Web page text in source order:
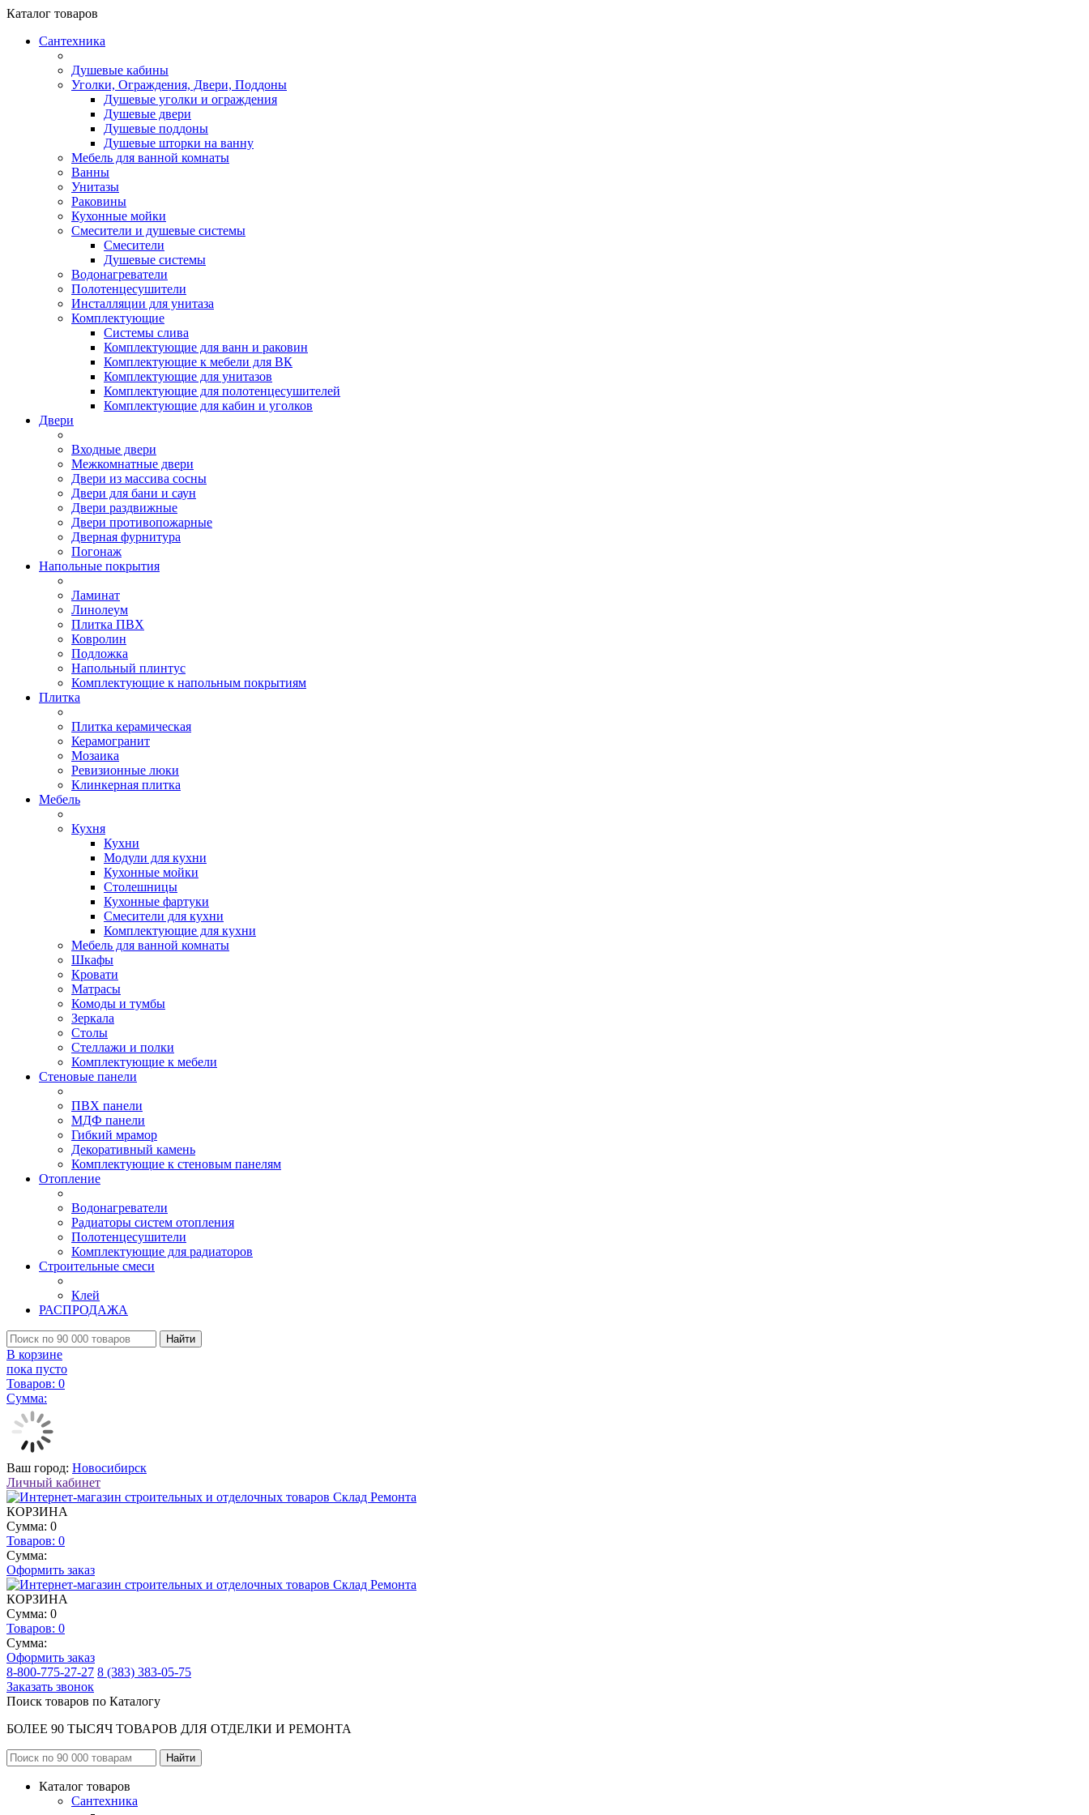
Каталог товаров
Сантехника
Душевые кабины
Уголки, Ограждения, Двери, Поддоны
Душевые уголки и ограждения
Душевые двери
Душевые поддоны
Душевые шторки на ванну
Мебель для ванной комнаты
Ванны
Унитазы
Раковины
Кухонные мойки
Смесители и душевые системы
Смесители
Душевые системы
Водонагреватели
Полотенцесушители
Инсталляции для унитаза
Комплектующие
Системы слива
Комплектующие для ванн и раковин
Комплектующие к мебели для ВК
Комплектующие для унитазов
Комплектующие для полотенцесушителей
Комплектующие для кабин и уголков
Двери
Входные двери
Межкомнатные двери
Двери из массива сосны
Двери для бани и саун
Двери раздвижные
Двери противопожарные
Дверная фурнитура
Погонаж
Напольные покрытия
Ламинат
Линолеум
Плитка ПВХ
Ковролин
Подложка
Напольный плинтус
Комплектующие к напольным покрытиям
Плитка
Плитка керамическая
Керамогранит
Мозаика
Ревизионные люки
Клинкерная плитка
Мебель
Кухня
Кухни
Модули для кухни
Кухонные мойки
Столешницы
Кухонные фартуки
Смесители для кухни
Комплектующие для кухни
Мебель для ванной комнаты
Шкафы
Кровати
Матрасы
Комоды и тумбы
Зеркала
Столы
Стеллажи и полки
Комплектующие к мебели
Стеновые панели
ПВХ панели
МДФ панели
Гибкий мрамор
Декоративный камень
Комплектующие к стеновым панелям
Отопление
Водонагреватели
Радиаторы систем отопления
Полотенцесушители
Комплектующие для радиаторов
Строительные смеси
Клей
РАСПРОДАЖА
Найти
В корзине
пока пусто
Товаров: 0
Сумма:
Ваш город: Новосибирск
Личный кабинет
КОРЗИНА
Сумма: 0
Товаров: 0
Сумма:
Оформить заказ
КОРЗИНА
Сумма: 0
Товаров: 0
Сумма:
Оформить заказ
8-800-775-27-27 8 (383) 383-05-75
Заказать звонок
Поиск товаров по Каталогу
БОЛЕЕ 90 ТЫСЯЧ ТОВАРОВ ДЛЯ ОТДЕЛКИ И РЕМОНТА
Каталог товаров
Сантехника